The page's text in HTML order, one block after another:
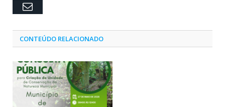
Email
CONTEÚDO RELACIONADO